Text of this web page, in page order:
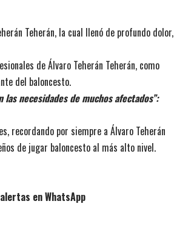
Teherán, la cual llenó de profundo dolor,
de Álvaro Teherán Teherán, como
del baloncesto.
necesidades de muchos afectados”:
recordando por siempre a Álvaro Teherán
de jugar baloncesto al más alto nivel.
en WhatsApp